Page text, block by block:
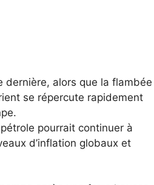
dernière, alors que la flambée
se répercute rapidement
pourrait continuer à
d’inflation globaux et